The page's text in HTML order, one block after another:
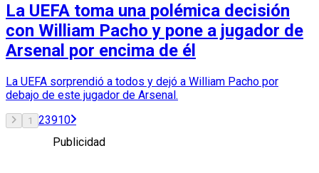
La UEFA toma una polémica decisión
con William Pacho y pone a jugador de
Arsenal por encima de él
La UEFA sorprendió a todos y dejó a William Pacho por
debajo de este jugador de Arsenal.
1 23910
Publicidad